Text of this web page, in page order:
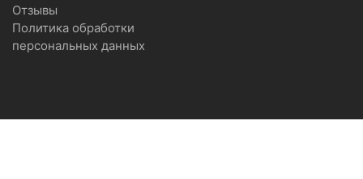
Отзывы
Политика обработки
персональных данных